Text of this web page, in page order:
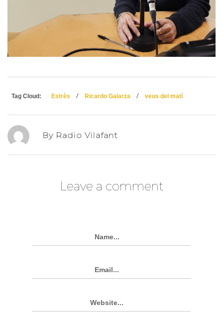
Tag Cloud: Estrès / Ricardo Galarza / veus del matí
By Radio Vilafant
Leave a comment